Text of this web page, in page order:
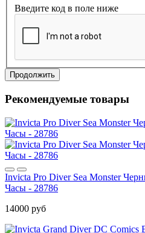
Введите код в поле ниже
Продолжить
Рекомендуемые товары
Invicta Pro Diver Sea Monster
Часы - 28786
14000 руб